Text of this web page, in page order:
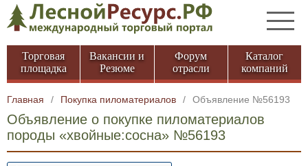
Торговая
площадка
Вакансии и
Резюме
Форум
отрасли
Каталог
компаний
Главная / Покупка пиломатериалов / Объявление №56193
Объявление о покупке пиломатериалов
породы «хвойные:сосна» №56193